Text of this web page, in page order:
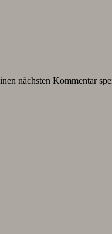
nächsten Kommentar